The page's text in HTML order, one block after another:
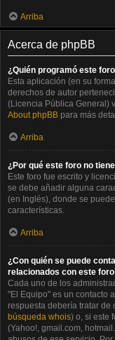
Arriba
Acerca de phpBB
¿Quién programó este
Esta aplicación (en su
derechos de autor
(Licencia Pública General)
About phpBB para más
Arriba
¿Por qué este foro no
Este foro fue escrito y
se debe añadir alguna
(en Inglés), donde se
características.
Arriba
¿Con quién se puede
relacionados con este
Cada uno de los
"El Equipo" es un contacto
respuesta debería tratar de
búsqueda whois) o, si este
(Yahoo!, gmail.com,